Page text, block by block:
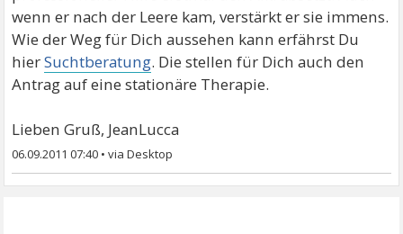
wenn er nach der Leere kam, verstärkt er sie immens.
Wie der Weg für Dich aussehen kann erfährst Du
hierSuchtberatung. Die stellen für Dich auch den
Antrag auf eine stationäre Therapie.
Lieben Gruß, JeanLucca
06.09.2011 07:40 •